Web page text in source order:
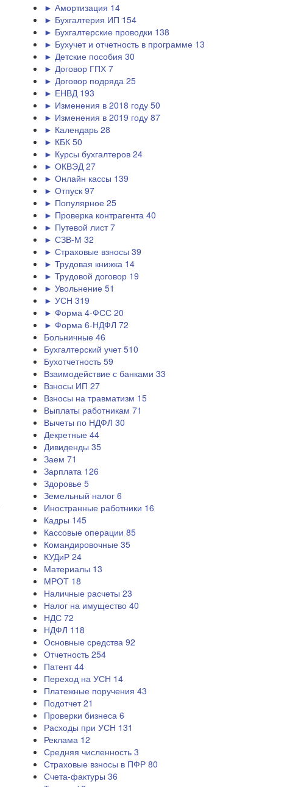
► Амортизация 14
► Бухгалтерия ИП 154
► Бухгалтерские проводки 138
► Бухучет и отчетность в программе 13
► Детские пособия 30
► Договор ГПХ 7
► Договор подряда 25
► ЕНВД 193
► Изменения в 2018 году 50
► Изменения в 2019 году 87
► Календарь 28
► КБК 50
► Курсы бухгалтеров 24
► ОКВЭД27
► Онлайн кассы 139
► Отпуск 97
► Популярное 25
► Проверка контрагента 40
► Путевой лист7
► СЗВ-М 32
► Страховые взносы 39
► Трудовая книжка 14
► Трудовой договор 19
► Увольнение 51
► УСН 319
► Форма 4-ФСС 20
► Форма 6-НДФЛ 72
Больничные 46
Бухгалтерский учет510
Бухотчетность 59
Взаимодействие с банками 33
Взносы ИП 27
Взносы на травматизм 15
Выплаты работникам 71
Вычеты по НДФЛ 30
Декретные 44
Дивиденды 35
Заем 71
Зарплата 126
Здоровье 5
Земельный налог 6
Иностранные работники 16
Кадры 145
Кассовые операции 85
Командировочные 35
КУДиР 24
Материалы 13
МРОТ 18
Наличные расчеты 23
Налог на имущество 40
НДС 72
НДФЛ 118
Основные средства 92
Отчетность 254
Патент44
Переход на УСН 14
Платежные поручения 43
Подотчет21
Проверки бизнеса 6
Расходы при УСН 131
Реклама 12
Средняя численность 3
Страховые взносы в ПФР 80
Счета-фактуры 36